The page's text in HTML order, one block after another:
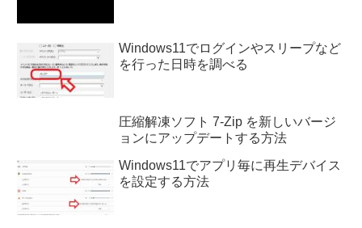
Windows11でログインやスリープなど
を行った日時を調べる
圧縮解凍ソフト 7-Zip を新しいバージ
ョンにアップデートする方法
Windows11でアプリ毎に再生デバイス
を設定する方法